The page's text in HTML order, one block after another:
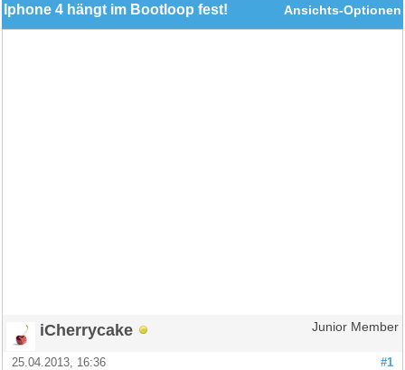
Ansichts-Optionen
Iphone 4 hängt im Bootloop fest!
iCherrycake Junior Member
#1
25.04.2013, 16:36